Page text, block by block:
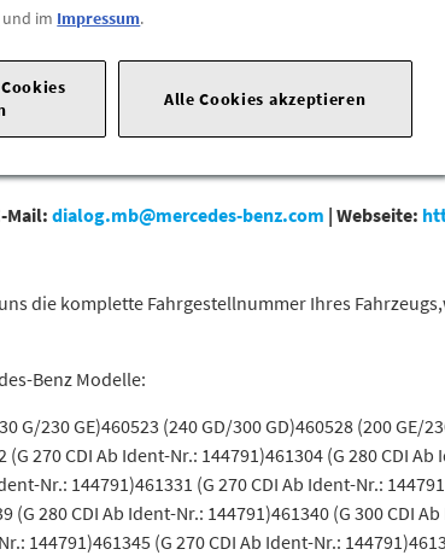
Abholung
+ ZUM
Mail:dialog.mb@mercedes-benz.com | Webseite:
die komplette Fahrgestellnummer Ihres
Benz Modelle:
G/230 GE)460523 (240 GD/300 GD)460528 (200 GE/
270 CDI Ab Ident-Nr.: 144791)461304 (G 280 CDI
Nr.: 144791)461331 (G 270 CDI Ab Ident-Nr.:
280 CDI Ab Ident-Nr.: 144791)461340 (G 300 CDI
144791)461345 (G 270 CDI Ab Ident-Nr.:
und im Impressum.
Alle Cookies akzeptieren